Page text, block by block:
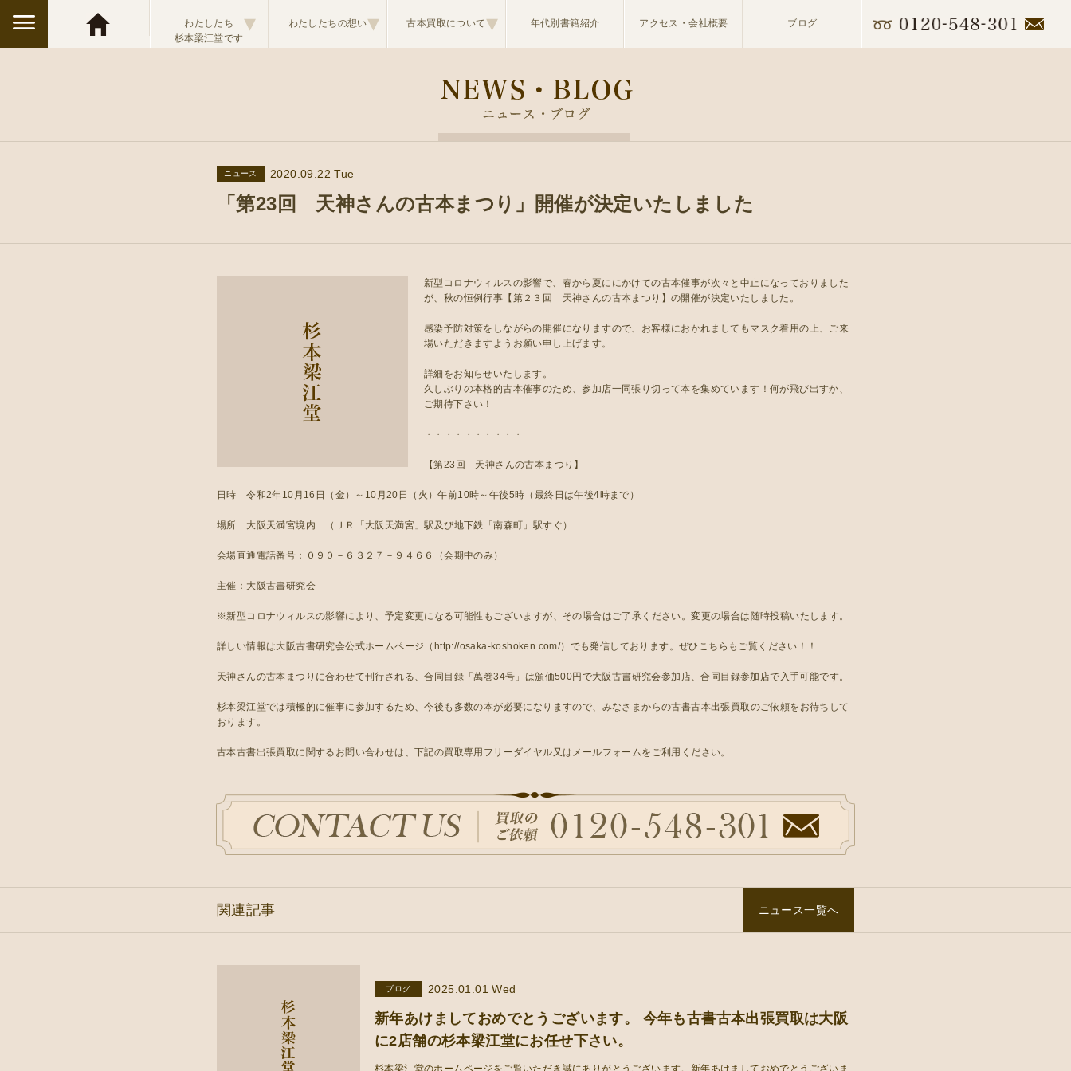
わたしたち
杉本梁江堂です
▾ わたしたちの想い▾ 古本買取について▾ 年代別書籍紹介 アクセス・会社概要 ブログ
ニュース 2020.09.22 Tue
「第23回 天神さんの古本まつり」開催が決定いたしました
新型コロナウィルスの影響で、春から夏ににかけての古本催事が次々と中止になっておりました
が、秋の恒例行事【第２３回 天神さんの古本まつり】の開催が決定いたしました。
感染予防対策をしながらの開催になりますので、お客様におかれましてもマスク着用の上、ご来
場いただきますようお願い申し上げます。
詳細をお知らせいたします。
久しぶりの本格的古本催事のため、参加店一同張り切って本を集めています！何が飛び出すか、
ご期待下さい！
・・・・・・・・・・
【第23回 天神さんの古本まつり】
日時 令和2年10月16日（金）～10月20日（火）午前10時～午後5時（最終日は午後4時まで）
場所 大阪天満宮境内 （ＪＲ「大阪天満宮」駅及び地下鉄「南森町」駅すぐ）
会場直通電話番号：０９０－６３２７－９４６６（会期中のみ）
主催：大阪古書研究会
※新型コロナウィルスの影響により、予定変更になる可能性もございますが、その場合はご了承ください。変更の場合は随時投稿いたします。
詳しい情報は大阪古書研究会公式ホームページ（http://osaka-koshoken.com/）でも発信しております。ぜひこちらもご覧ください！！
天神さんの古本まつりに合わせて刊行される、合同目録「萬巻34号」は頒価500円で大阪古書研究会参加店、合同目録参加店で入手可能です。
杉本梁江堂では積極的に催事に参加するため、今後も多数の本が必要になりますので、みなさまからの古書古本出張買取のご依頼をお待ちして
おります。
古本古書出張買取に関するお問い合わせは、下記の買取専用フリーダイヤル又はメールフォームをご利用ください。
関連記事 ニュース一覧へ
ブログ 2025.01.01 Wed
新年あけましておめでとうございます。 今年も古書古本出張買取は大阪
に2店舗の杉本梁江堂にお任せ下さい。
杉本梁江堂のホームページをご覧いただき誠にありがとうございます。新年あけましておめでとうございま